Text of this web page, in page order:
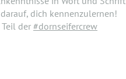
dich kennenzulernen!
der #dornseifercrew